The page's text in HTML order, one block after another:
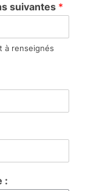
suivantes *
à renseignés
: